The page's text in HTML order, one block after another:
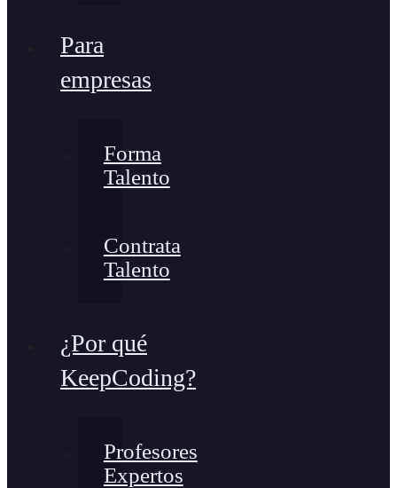
Para
empresas
Forma
Talento
Contrata
Talento
¿Por qué
KeepCoding?
Profesores
Expertos